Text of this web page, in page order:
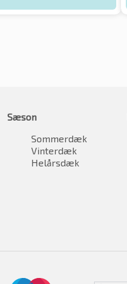
Sæson
Sommerdæk
Vinterdæk
Helårsdæk